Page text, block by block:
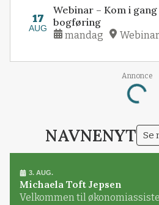
17
AUG
Webinar – Kom i
bogføring
mandag
Annonce
NAVNENYT Se
3. AUG.
Michaela Toft Jepsen
Velkommen til